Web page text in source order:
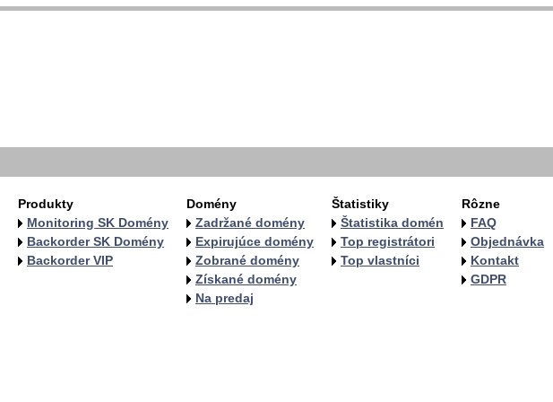
Produkty
Monitoring SK Domény
Backorder SK Domény
Backorder VIP
Domény
Zadržané domény
Expirujúce domény
Zobrané domény
Získané domény
Na predaj
Štatistiky
Štatistika domén
Top registrátori
Top vlastníci
Rôzne
FAQ
Objednávka
Kontakt
GDPR